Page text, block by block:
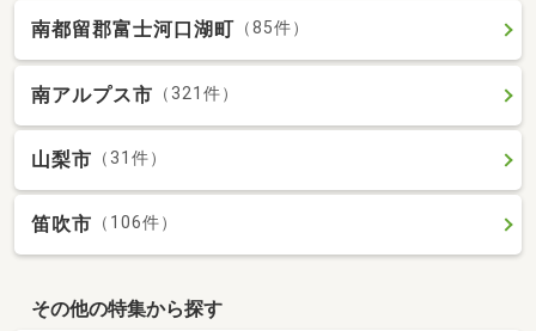
南都留郡富士河口湖町 （85件）
南アルプス市 （321件）
山梨市 （31件）
笛吹市 （106件）
その他の特集から探す